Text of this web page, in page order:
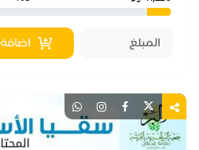
اضافة